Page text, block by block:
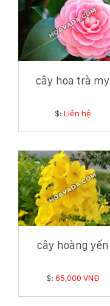
cây hoa trà my
$: Liên hệ
cây hoàng yến
$: 65,000 VNĐ